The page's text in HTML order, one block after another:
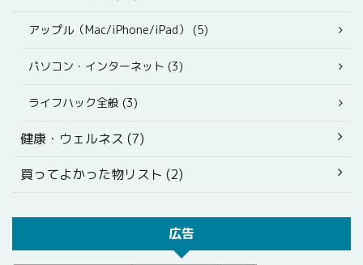
アップル（Mac/iPhone/iPad） (5)
パソコン・インターネット (3)
ライフハック全般 (3)
健康・ウェルネス (7)
買ってよかった物リスト (2)
広告